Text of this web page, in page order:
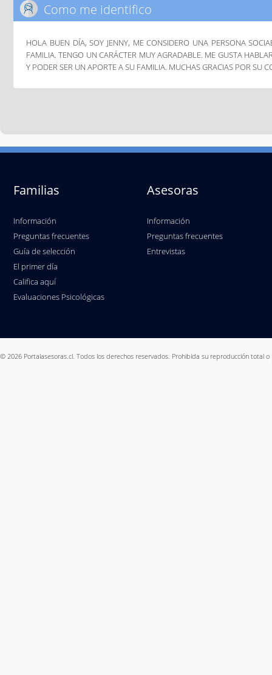
Como me identifico
HOLA BUEN DÍA, SOY JENNY, ME CONSIDERO UNA PERSONA
FAMILIA. TENGO UN CARÁCTER MUY AGRADABLE. ME GUSTA
Y PODER SER UN APORTE A SU FAMILIA. MUCHAS GRACIAS POR SU
Familias
Información
Preguntas frecuentes
Guía de selección
El primer día
Califica aquí
Evaluaciones Psicológicas
Asesoras
Información
Preguntas frecuentes
Entrevistas
© 2026 Portalasesoras.cl. Todos los derechos reservados. Prohibida su reproducción total